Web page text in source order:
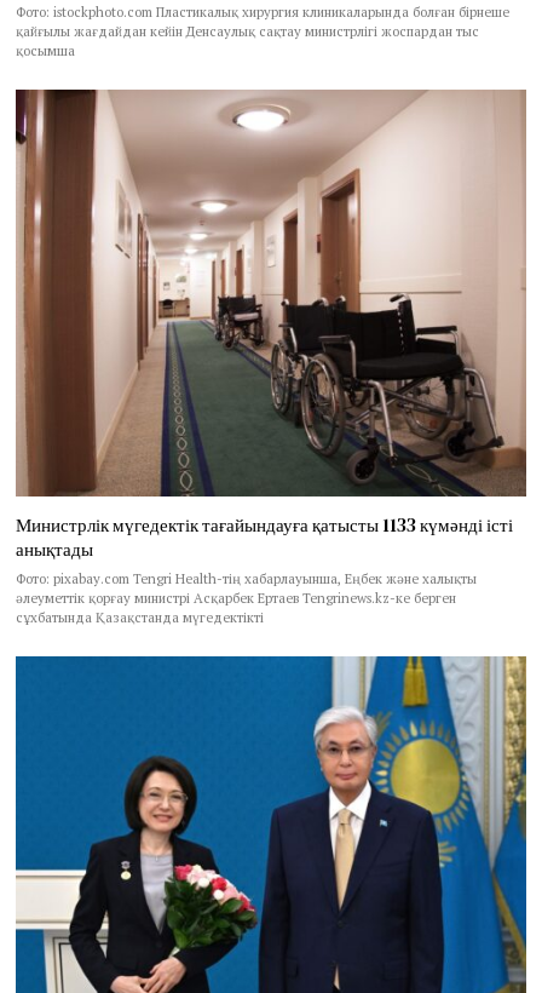
Фото: istockphoto.com Пластикалық хирургия клиникаларында болған бірнеше
қайғылы жағдайдан кейін Денсаулық сақтау министрлігі жоспардан тыс
қосымша
Министрлік мүгедектік тағайындауға қатысты 1133 күмәнді істі
анықтады
Фото: pixabay.com Tengri Health-тің хабарлауынша, Еңбек және халықты
әлеуметтік қорғау министрі Асқарбек Ертаев Tengrinews.kz-ке берген
сұхбатында Қазақстанда мүгедектікті